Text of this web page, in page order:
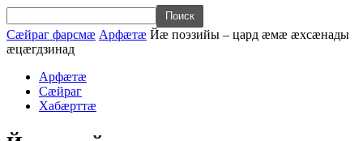
Сæйраг фарсмæ Арфæтæ Йæ поэзийы – цард æмæ æхсæнады
æцæгдзинад
Арфæтæ
Сæйраг
Хабæрттæ